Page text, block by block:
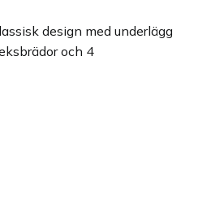
design med underlägg
och 4